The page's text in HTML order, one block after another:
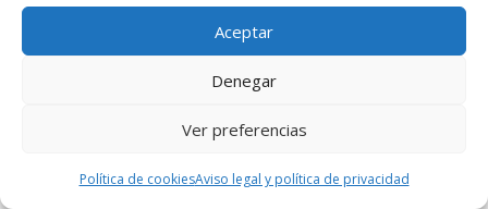
Aceptar
Denegar
Ver preferencias
Política de cookiesAviso legal y política de privacidad
Haz clic en «Estoy de acuerdo» para activar
Google maps
Estoy de acuerdo